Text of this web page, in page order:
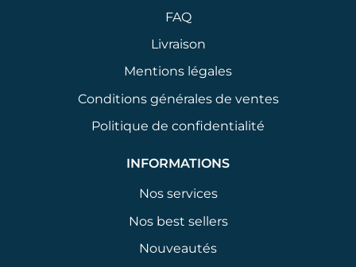
FAQ
Livraison
Mentions légales
Conditions générales de ventes
Politique de confidentialité
INFORMATIONS
Nos services
Nos best sellers
Nouveautés